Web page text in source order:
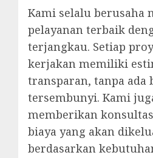
Kami selalu berusaha
pelayanan terbaik
terjangkau. Setiap
kerjakan memiliki
transparan, tanpa ada
tersembunyi. Kami
memberikan
biaya yang akan
berdasarkan